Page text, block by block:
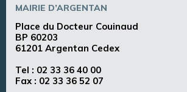
MAIRIE D’ARGENTAN
Place du Docteur Couinaud
BP 60203
61201 Argentan Cedex
Tel : 02 33 36 40 00
Fax : 02 33 36 52 07